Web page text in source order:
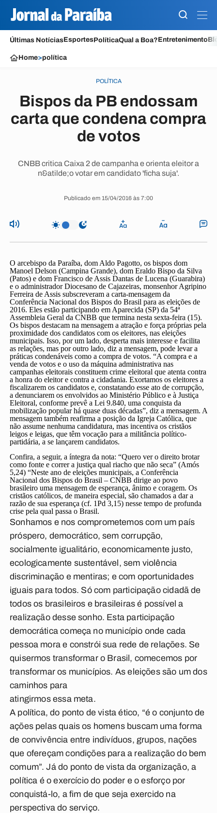
Últimas NotíciasEsportesPolíticaQual a Boa?Entretenimento
Home>política
POLÍTICA
Bispos da PB endossam
carta que condena compra
de votos
CNBB critica Caixa 2 de campanha e orienta eleitor a
n&atilde;o votar em candidato 'ficha suja'.
Publicado em 15/04/2016 às 7:00
O arcebispo da Paraíba, dom Aldo Pagotto, os bispos dom
Manoel Delson (Campina Grande), dom Eraldo Bispo da Silva
(Patos) e dom Francisco de Assis Dantas de Lucena (Guarabira)
e o administrador Diocesano de Cajazeiras, monsenhor Agripino
Ferreira de Assis subscreveram a carta­-mensagem da
Conferência Nacional dos Bispos do Brasil para as eleições de
2016. Eles estão participando em Aparecida (SP) da 54ª
Assembleia Geral da CNBB que termina nesta sexta­-feira (15).
Os bispos destacam na mensagem a atração e força próprias pela
proximidade dos candidatos com os eleitores, nas eleições
municipais. Isso, por um lado, desperta mais interesse e facilita
as relações, mas por outro lado, diz a mensagem, pode levar a
práticas condenáveis como a compra de votos. “A compra e a
venda de votos e o uso da máquina administrativa nas
campanhas eleitorais constituem crime eleitoral que atenta contra
a honra do eleitor e contra a cidadania. Exortamos os eleitores a
fiscalizarem os candidatos e, constatando esse ato de corrupção,
a denunciarem os envolvidos ao Ministério Público e à Justiça
Eleitoral, conforme prevê a Lei 9.840, uma conquista da
mobilização popular há quase duas décadas”, diz a mensagem. A
mensagem também reafirma a posição da Igreja Católica, que
não assume nenhuma candidatura, mas incentiva os cristãos
leigos e leigas, que têm vocação para a militância político­
partidária, a se lançarem candidatos.
Confira, a seguir, a íntegra da nota: “Quero ver o direito brotar
como fonte e correr a justiça qual riacho que não seca” (Amós
5,24) “Neste ano de eleições municipais, a Conferência
Nacional dos Bispos do Brasil – CNBB dirige ao povo
brasileiro uma mensagem de esperança, ânimo e coragem. Os
cristãos católicos, de maneira especial, são chamados a dar a
razão de sua esperança (cf. 1Pd 3,15) nesse tempo de profunda
crise pela qual passa o Brasil.
Sonhamos e nos comprometemos com um país
próspero, democrático, sem corrupção,
socialmente igualitário, economicamente justo,
ecologicamente sustentável, sem violência
discriminação e mentiras; e com oportunidades
iguais para todos. Só com participação cidadã de
todos os brasileiros e brasileiras é possível a
realização desse sonho. Esta participação
democrática começa no município onde cada
pessoa mora e constrói sua rede de relações. Se
quisermos transformar o Brasil, comecemos por
transformar os municípios. As eleições são um dos
caminhos para
atingirmos essa meta.
A política, do ponto de vista ético, “é o conjunto de
ações pelas quais os homens buscam uma forma
de convivência entre indivíduos, grupos, nações
que ofereçam condições para a realização do bem
comum”. Já do ponto de vista da organização, a
política é o exercício do poder e o esforço por
conquistá-­lo, a fim de que seja exercido na
perspectiva do serviço.